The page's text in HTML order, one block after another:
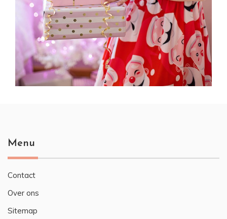
Menu
Contact
Over ons
Sitemap